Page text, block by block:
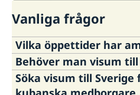
Vanliga frågor
Vilka öppettider har
Ambassadens
Måndag – torsdag kl.
Behöver man visum till
Svenska medborgare
Söka visum till Sverige